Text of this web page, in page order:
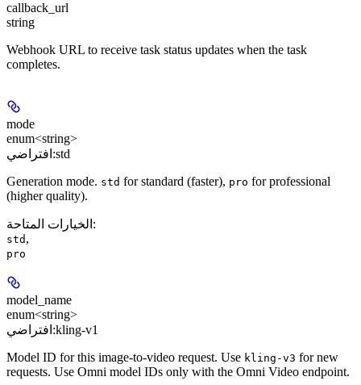
callback_url
string
Webhook URL to receive task status updates when the task
completes.
mode
enum<string>
افتراضي:std
Generation mode. std for standard (faster), pro for professional
(higher quality).
الخيارات المتاحة :
std ,
pro
model_name
enum<string>
افتراضي:kling-v1
Model ID for this image-to-video request. Use kling-v3 for new
requests. Use Omni model IDs only with the Omni Video endpoint.